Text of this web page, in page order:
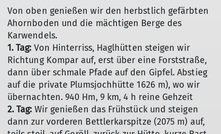
Von oben genießen wir den herbstlich gefärbten
Ahornboden und die mächtigen Berge des
Karwendels.
1. Tag: Von Hinterriss, Haglhütten steigen wir
Richtung Kompar auf, erst über eine Forststraße,
dann über schmale Pfade auf den Gipfel. Abstieg
auf die private Plumsjochhütte 1626 m), wo wir
übernachten. 940 Hm, 9 km, 4 h reine Gehzeit
2. Tag: Wir genießen das Frühstück und steigen
dann zur vorderen Bettlerkarspitze (2075 m) auf,